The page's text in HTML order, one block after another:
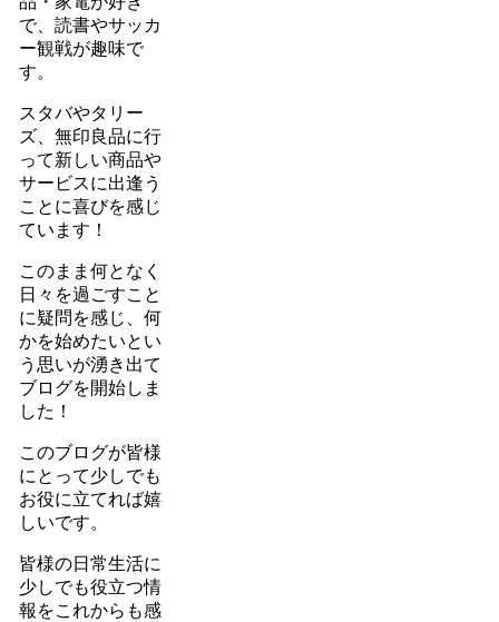
で、読書やサッカ
ー観戦が趣味で
す。
スタバやタリー
ズ、無印良品に行
って新しい商品や
サービスに出逢う
ことに喜びを感じ
ています！
このまま何となく
日々を過ごすこと
に疑問を感じ、何
かを始めたいとい
う思いが湧き出て
ブログを開始しま
した！
このブログが皆様
にとって少しでも
お役に立てれば嬉
しいです。
皆様の日常生活に
少しでも役立つ情
報をこれからも感